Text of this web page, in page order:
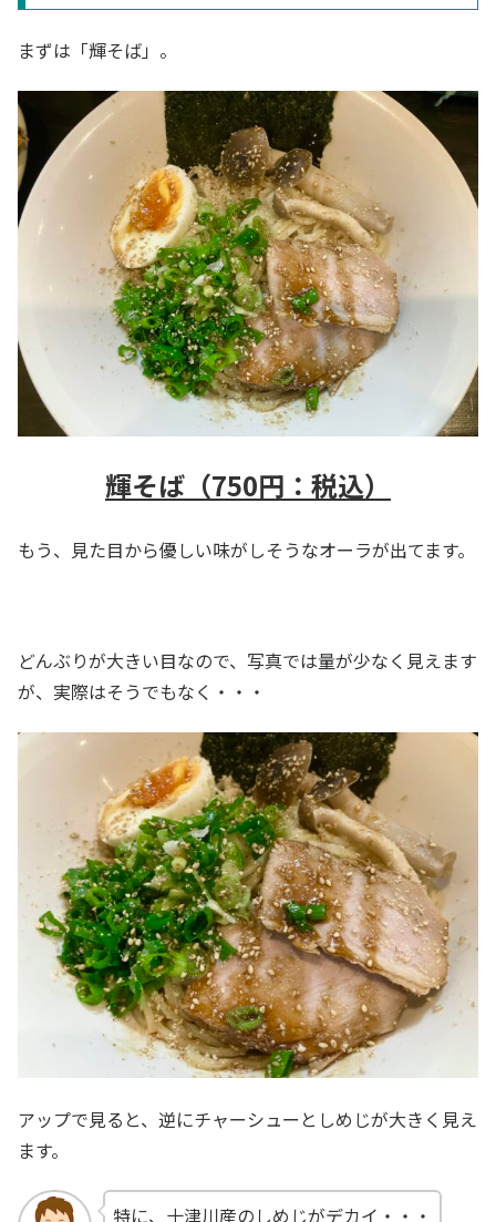
まずは「輝そば」。
輝そば（750円：税込）
もう、見た目から優しい味がしそうなオーラが出てます。
どんぶりが大きい目なので、写真では量が少なく見えます
が、実際はそうでもなく・・・
アップで見ると、逆にチャーシューとしめじが大きく見え
ます。
特に、十津川産のしめじがデカイ・・・